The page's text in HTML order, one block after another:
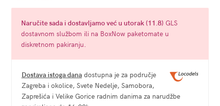
Naručitesadai dostavljamo već u utorak (11.8) GLS
dostavnom službom ili na BoxNow paketomate u
diskretnom pakiranju.
Dostava istoga danadostupna je za područje
Zagreba i okolice, Svete Nedelje, Samobora,
Zaprešića i Velike Gorice radnim danima za narudžbe